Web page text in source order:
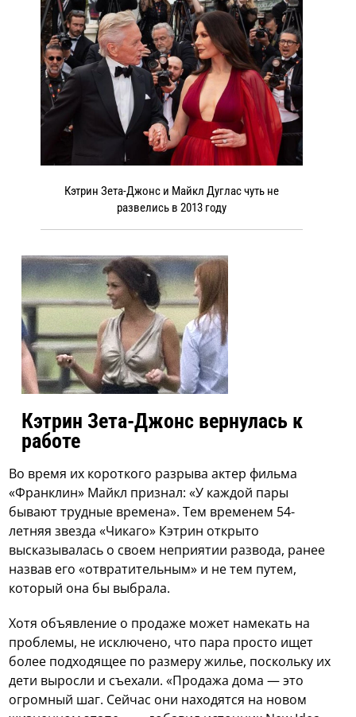
Кэтрин Зета-Джонс и Майкл Дуглас чуть не
развелись в 2013 году
Кэтрин Зета-Джонс вернулась к
работе
Во время их короткого разрыва актер фильма
«Франклин» Майкл признал: «У каждой пары
бывают трудные времена». Тем временем 54-
летняя звезда «Чикаго» Кэтрин открыто
высказывалась о своем неприятии развода, ранее
назвав его «отвратительным» и не тем путем,
который она бы выбрала.
Хотя объявление о продаже может намекать на
проблемы, не исключено, что пара просто ищет
более подходящее по размеру жилье, поскольку их
дети выросли и съехали. «Продажа дома — это
огромный шаг. Сейчас они находятся на новом